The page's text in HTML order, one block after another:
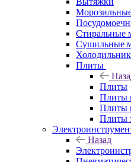
Стиральные
Сушильные
Плиты
Плиты
Плиты
Плиты
Плиты
Назад